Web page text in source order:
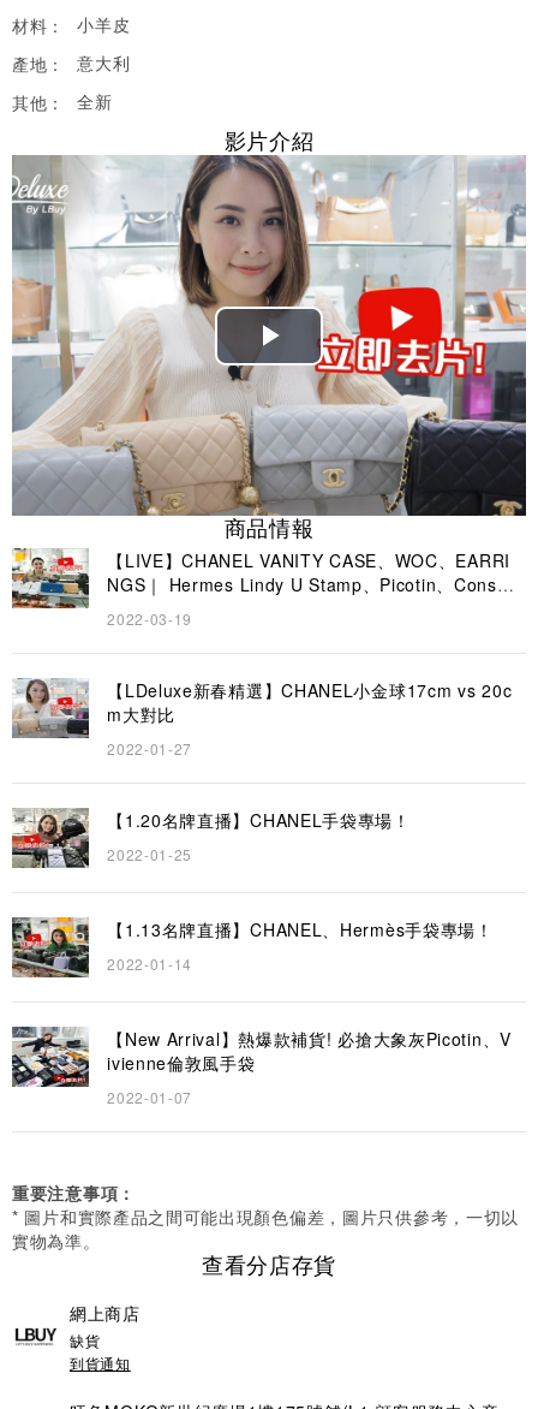
材料：
小羊皮
產地：
意大利
其他：
全新
影片介紹
Play
Video
商品情報
【LIVE】CHANEL VANITY CASE、WOC、EARRI
NGS｜ Hermes Lindy U Stamp、Picotin、Consta
nce、Herbag、GP30｜LDeluxe
2022-03-19
【LDeluxe新春精選】CHANEL小金球17cm vs 20c
m大對比
2022-01-27
【1.20名牌直播】CHANEL手袋專場！
2022-01-25
【1.13名牌直播】CHANEL、Hermès手袋專場！
2022-01-14
【New Arrival】熱爆款補貨! 必搶大象灰Picotin、V
ivienne倫敦風手袋
2022-01-07
重要注意事項：
* 圖片和實際產品之間可能出現顏色偏差，圖片只供參考，一切以
實物為準。
查看分店存貨
網上商店
缺貨
到貨通知